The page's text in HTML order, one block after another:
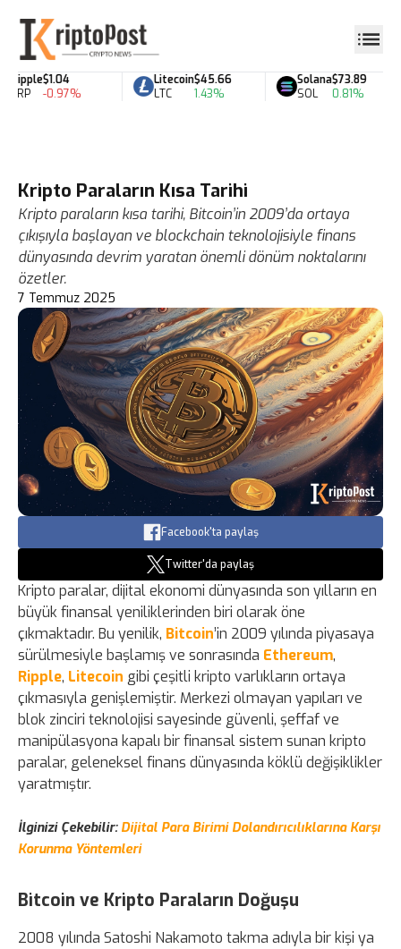
Ripple
XRP
$1.04
-0.97%
Litecoin
LTC
$45.66
1.43%
Solana
SOL
$73.89
0.81%
Kripto Paraların Kısa Tarihi
Kripto paraların kısa tarihi, Bitcoin’in 2009’da ortaya
çıkışıyla başlayan ve blockchain teknolojisiyle finans
dünyasında devrim yaratan önemli dönüm noktalarını
özetler.
7 Temmuz 2025
Facebook'ta paylaş
Twitter'da paylaş
Kripto paralar, dijital ekonomi dünyasında son yılların en
büyük finansal yeniliklerinden biri olarak öne
çıkmaktadır. Bu yenilik, Bitcoin’in 2009 yılında piyasaya
sürülmesiyle başlamış ve sonrasında Ethereum,
Ripple, Litecoin gibi çeşitli kripto varlıkların ortaya
çıkmasıyla genişlemiştir. Merkezi olmayan yapıları ve
blok zinciri teknolojisi sayesinde güvenli, şeffaf ve
manipülasyona kapalı bir finansal sistem sunan kripto
paralar, geleneksel finans dünyasında köklü değişiklikler
yaratmıştır.
İlginizi Çekebilir: Dijital Para Birimi Dolandırıcılıklarına Karşı
Korunma Yöntemleri
Bitcoin ve Kripto Paraların Doğuşu
2008 yılında Satoshi Nakamoto takma adıyla bir kişi ya